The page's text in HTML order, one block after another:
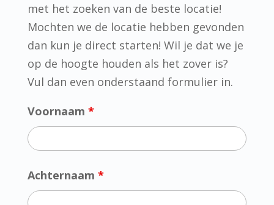
met het zoeken van de beste locatie!
Mochten we de locatie hebben gevonden
dan kun je direct starten! Wil je dat we je
op de hoogte houden als het zover is?
Vul dan even onderstaand formulier in.
Voornaam *
Achternaam *